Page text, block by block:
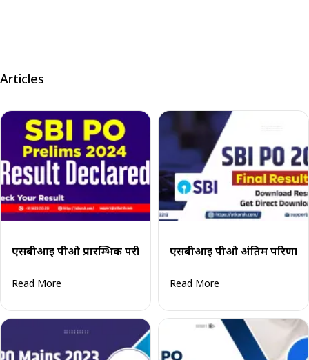
Articles
एसबीआई पीओ प्रारम्भिक परीक्षा परिणाम 2024 (घोषित): चरण 1
Read More
एसबीआई पीओ अंतिम परिणाम
Read More